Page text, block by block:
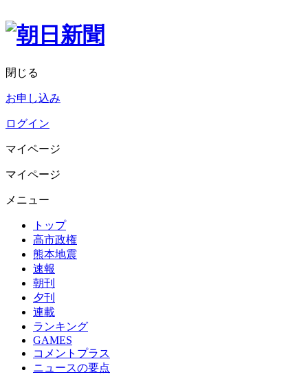
閉じる
お申し込み
ログイン
マイページ
マイページ
メニュー
トップ
高市政権
熊本地震
速報
朝刊
夕刊
連載
ランキング
GAMES
コメントプラス
ニュースの要点